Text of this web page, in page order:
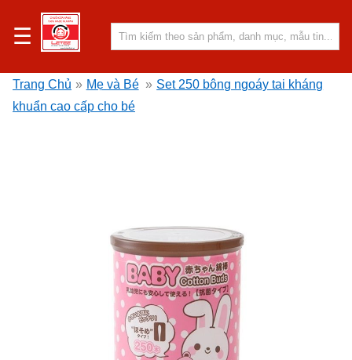
☰
Trang Chủ » Mẹ và Bé » Set 250 bông ngoáy tai kháng
khuẩn cao cấp cho bé